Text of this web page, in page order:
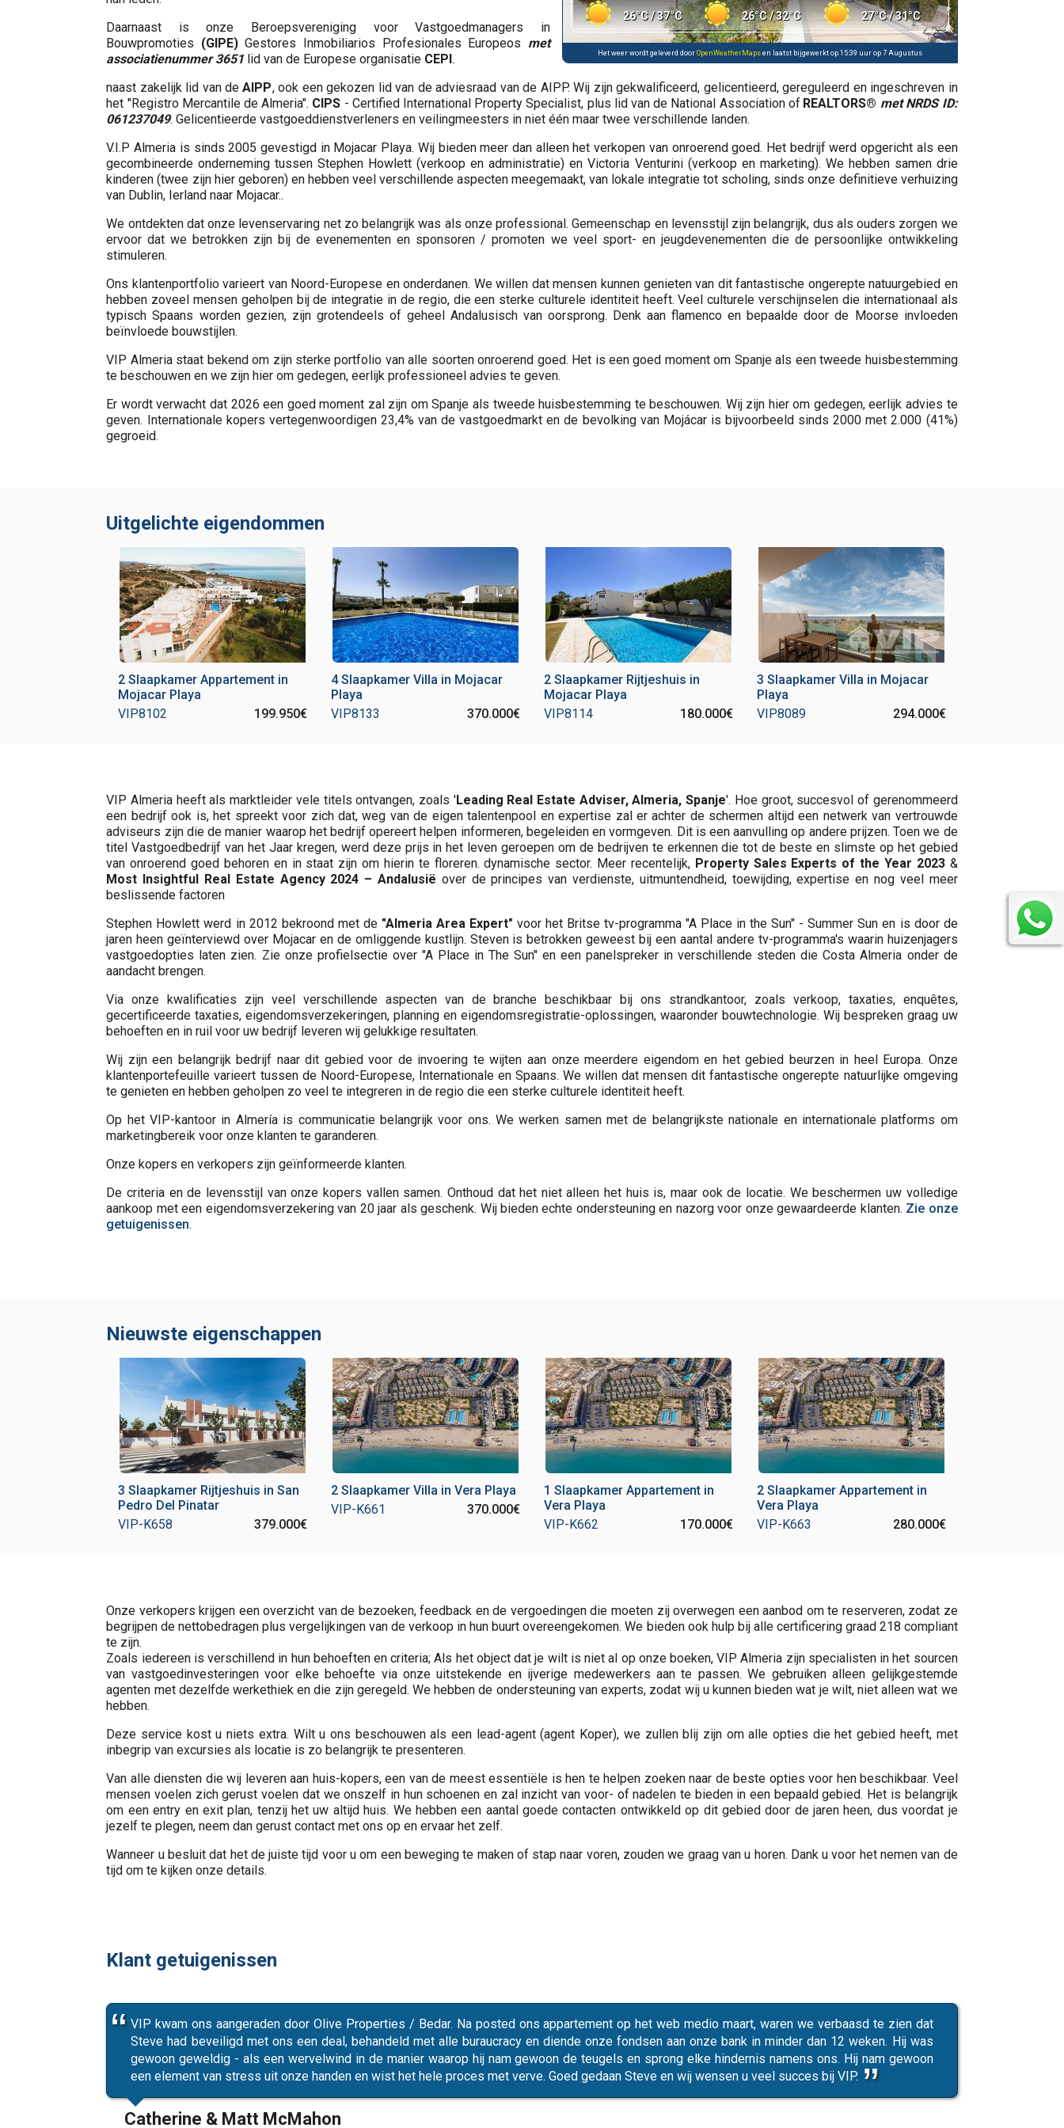
26°C / 37°C 26°C / 32°C 27°C / 31°C
Het weer wordt geleverd door OpenWeatherMapsen laatst bijgewerkt op 15:39 uur op 7 Augustus
Daarnaast is onze Beroepsvereniging voor Vastgoedmanagers in
Bouwpromoties (GIPE)Gestores Inmobiliarios Profesionales Europeos met
associatienummer 3651 lid van de Europese organisatie CEPI.
naast zakelijk lid van deAIPP, ook een gekozen lid van de adviesraad van de AIPP. Wij zijn gekwalificeerd, gelicentieerd, gereguleerd en ingeschreven in
het "Registro Mercantile de Almeria". CIPS - Certified International Property Specialist, plus lid van de National Association of REALTORS® met NRDS ID:
061237049. Gelicentieerde vastgoeddienstverleners en veilingmeesters in niet één maar twee verschillende landen.
V.I.P Almeria is sinds 2005 gevestigd in Mojacar Playa. Wij bieden meer dan alleen het verkopen van onroerend goed. Het bedrijf werd opgericht als een
gecombineerde onderneming tussen Stephen Howlett (verkoop en administratie) en Victoria Venturini (verkoop en marketing). We hebben samen drie
kinderen (twee zijn hier geboren) en hebben veel verschillende aspecten meegemaakt, van lokale integratie tot scholing, sinds onze definitieve verhuizing
van Dublin, Ierland naar Mojacar..
We ontdekten dat onze levenservaring net zo belangrijk was als onze professional. Gemeenschap en levensstijl zijn belangrijk, dus als ouders zorgen we
ervoor dat we betrokken zijn bij de evenementen en sponsoren / promoten we veel sport- en jeugdevenementen die de persoonlijke ontwikkeling
stimuleren.
Ons klantenportfolio varieert van Noord-Europese en onderdanen. We willen dat mensen kunnen genieten van dit fantastische ongerepte natuurgebied en
hebben zoveel mensen geholpen bij de integratie in de regio, die een sterke culturele identiteit heeft. Veel culturele verschijnselen die internationaal als
typisch Spaans worden gezien, zijn grotendeels of geheel Andalusisch van oorsprong. Denk aan flamenco en bepaalde door de Moorse invloeden
beïnvloede bouwstijlen.
VIP Almeria staat bekend om zijn sterke portfolio van alle soorten onroerend goed. Het is een goed moment om Spanje als een tweede huisbestemming
te beschouwen en we zijn hier om gedegen, eerlijk professioneel advies te geven.
Er wordt verwacht dat 2026 een goed moment zal zijn om Spanje als tweede huisbestemming te beschouwen. Wij zijn hier om gedegen, eerlijk advies te
geven. Internationale kopers vertegenwoordigen 23,4% van de vastgoedmarkt en de bevolking van Mojácar is bijvoorbeeld sinds 2000 met 2.000 (41%)
gegroeid.
Uitgelichte eigendommen
2 Slaapkamer Appartement in
Mojacar Playa
VIP8102
199.950€
4 Slaapkamer Villa in Mojacar
Playa
VIP8133
370.000€
2 Slaapkamer Rijtjeshuis in
Mojacar Playa
VIP8114
180.000€
3 Slaapkamer Villa in Mojacar
Playa
VIP8089
294.000€
VIP Almeria heeft als marktleider vele titels ontvangen, zoals 'Leading Real Estate Adviser, Almeria, Spanje'. Hoe groot, succesvol of gerenommeerd
een bedrijf ook is, het spreekt voor zich dat, weg van de eigen talentenpool en expertise zal er achter de schermen altijd een netwerk van vertrouwde
adviseurs zijn die de manier waarop het bedrijf opereert helpen informeren, begeleiden en vormgeven. Dit is een aanvulling op andere prijzen. Toen we de
titel Vastgoedbedrijf van het Jaar kregen, werd deze prijs in het leven geroepen om de bedrijven te erkennen die tot de beste en slimste op het gebied
van onroerend goed behoren en in staat zijn om hierin te floreren. dynamische sector. Meer recentelijk, Property Sales Experts of the Year 2023&
Most Insightful Real Estate Agency 2024 – Andalusië over de principes van verdienste, uitmuntendheid, toewijding, expertise en nog veel meer
beslissende factoren
Stephen Howlett werd in 2012 bekroond met de "Almeria Area Expert" voor het Britse tv-programma "A Place in the Sun" - Summer Sun en is door de
jaren heen geïnterviewd over Mojacar en de omliggende kustlijn. Steven is betrokken geweest bij een aantal andere tv-programma's waarin huizenjagers
vastgoedopties laten zien. Zie onze profielsectie over "A Place in The Sun" en een panelspreker in verschillende steden die Costa Almeria onder de
aandacht brengen.
Via onze kwalificaties zijn veel verschillende aspecten van de branche beschikbaar bij ons strandkantoor, zoals verkoop, taxaties, enquêtes,
gecertificeerde taxaties, eigendomsverzekeringen, planning en eigendomsregistratie-oplossingen, waaronder bouwtechnologie. Wij bespreken graag uw
behoeften en in ruil voor uw bedrijf leveren wij gelukkige resultaten.
Wij zijn een belangrijk bedrijf naar dit gebied voor de invoering te wijten aan onze meerdere eigendom en het gebied beurzen in heel Europa. Onze
klantenportefeuille varieert tussen de Noord-Europese, Internationale en Spaans. We willen dat mensen dit fantastische ongerepte natuurlijke omgeving
te genieten en hebben geholpen zo veel te integreren in de regio die een sterke culturele identiteit heeft.
Op het VIP-kantoor in Almería is communicatie belangrijk voor ons. We werken samen met de belangrijkste nationale en internationale platforms om
marketingbereik voor onze klanten te garanderen.
Onze kopers en verkopers zijn geïnformeerde klanten.
De criteria en de levensstijl van onze kopers vallen samen. Onthoud dat het niet alleen het huis is, maar ook de locatie. We beschermen uw volledige
aankoop met een eigendomsverzekering van 20 jaar als geschenk. Wij bieden echte ondersteuning en nazorg voor onze gewaardeerde klanten. Zie onze
getuigenissen.
Nieuwste eigenschappen
3 Slaapkamer Rijtjeshuis in San
Pedro Del Pinatar
VIP-K658
379.000€
2 Slaapkamer Villa in Vera Playa
VIP-K661
370.000€
1 Slaapkamer Appartement in
Vera Playa
VIP-K662
170.000€
2 Slaapkamer Appartement in
Vera Playa
VIP-K663
280.000€
Onze verkopers krijgen een overzicht van de bezoeken, feedback en de vergoedingen die moeten zij overwegen een aanbod om te reserveren, zodat ze
begrijpen de nettobedragen plus vergelijkingen van de verkoop in hun buurt overeengekomen. We bieden ook hulp bij alle certificering graad 218 compliant
te zijn.
Zoals iedereen is verschillend in hun behoeften en criteria; Als het object dat je wilt is niet al op onze boeken, VIP Almeria zijn specialisten in het sourcen
van vastgoedinvesteringen voor elke behoefte via onze uitstekende en ijverige medewerkers aan te passen. We gebruiken alleen gelijkgestemde
agenten met dezelfde werkethiek en die zijn geregeld. We hebben de ondersteuning van experts, zodat wij u kunnen bieden wat je wilt, niet alleen wat we
hebben.
Deze service kost u niets extra. Wilt u ons beschouwen als een lead-agent (agent Koper), we zullen blij zijn om alle opties die het gebied heeft, met
inbegrip van excursies als locatie is zo belangrijk te presenteren.
Van alle diensten die wij leveren aan huis-kopers, een van de meest essentiële is hen te helpen zoeken naar de beste opties voor hen beschikbaar. Veel
mensen voelen zich gerust voelen dat we onszelf in hun schoenen en zal inzicht van voor- of nadelen te bieden in een bepaald gebied. Het is belangrijk
om een entry en exit plan, tenzij het uw altijd huis. We hebben een aantal goede contacten ontwikkeld op dit gebied door de jaren heen, dus voordat je
jezelf te plegen, neem dan gerust contact met ons op en ervaar het zelf.
Wanneer u besluit dat het de juiste tijd voor u om een beweging te maken of stap naar voren, zouden we graag van u horen. Dank u voor het nemen van de
tijd om te kijken onze details.
Klant getuigenissen
VIP kwam ons aangeraden door Olive Properties / Bedar. Na posted ons appartement op het web medio maart, waren we verbaasd te zien dat
Steve had beveiligd met ons een deal, behandeld met alle buraucracy en diende onze fondsen aan onze bank in minder dan 12 weken. Hij was
gewoon geweldig - als een wervelwind in de manier waarop hij nam gewoon de teugels en sprong elke hindernis namens ons. Hij nam gewoon
een element van stress uit onze handen en wist het hele proces met verve. Goed gedaan Steve en wij wensen u veel succes bij VIP.
Catherine & Matt McMahon